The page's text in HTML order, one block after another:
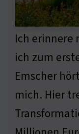
Ich erinnere
ich zum
Emscher
mich. Hier